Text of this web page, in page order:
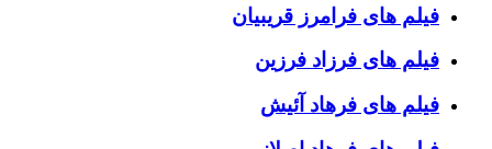
فیلم های فرامرز قریبیان
فیلم های فرزاد فرزین
فیلم های فرهاد آئیش